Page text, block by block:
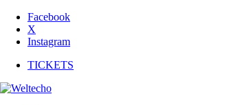
Facebook
X
Instagram
TICKETS